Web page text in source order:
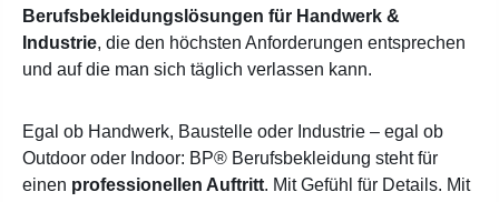
Berufsbekleidungslösungen für Handwerk &
Industrie, die den höchsten Anforderungen entsprechen
und auf die man sich täglich verlassen kann.
Egal ob Handwerk, Baustelle oder Industrie – egal ob
Outdoor oder Indoor: BP® Berufsbekleidung steht für
einen professionellen Auftritt. Mit Gefühl für Details. Mit